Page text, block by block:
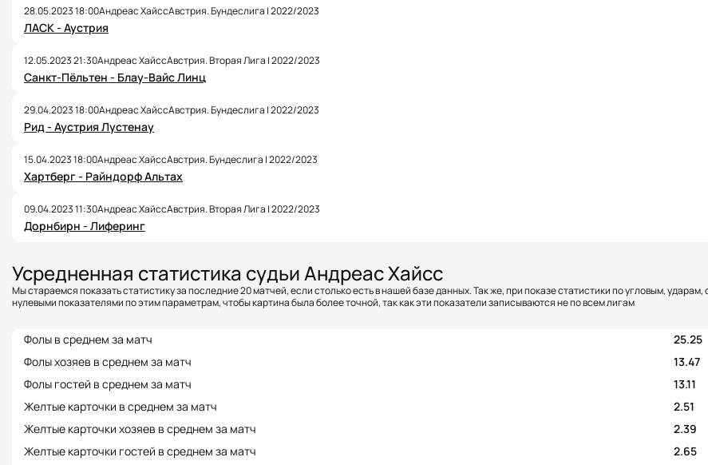
28.05.2023 18:00Андреас ХайссАвстрия. Бундеслига | 2022/2023
ЛАСК - Аустрия
12.05.2023 21:30Андреас ХайссАвстрия. Вторая Лига | 2022/2023
Санкт-Пёльтен - Блау-Вайс Линц
29.04.2023 18:00Андреас ХайссАвстрия. Бундеслига | 2022/2023
Рид - Аустрия Лустенау
15.04.2023 18:00Андреас ХайссАвстрия. Бундеслига | 2022/2023
Хартберг - Райндорф Альтах
09.04.2023 11:30Андреас ХайссАвстрия. Вторая Лига | 2022/2023
Дорнбирн - Лиферинг
Усредненная статистика судьи Андреас Хайсс
Мы стараемся показать статистику за последние 20 матчей, если столько есть в нашей базе данных. Так же, при показе статистики по угловым,
нулевыми показателями по этим параметрам, чтобы картина была более точной, так как эти показатели записываются не по всем лигам
Фолы в среднем за матч
25.25
Фолы хозяев в среднем за матч
13.47
Фолы гостей в среднем за матч
13.11
Желтые карточки в среднем за матч
2.51
Желтые карточки хозяев в среднем за матч
2.39
Желтые карточки гостей в среднем за матч
2.65